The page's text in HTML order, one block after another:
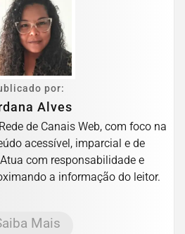
por:
Alves
de Canais Web, com foco na
acessível, imparcial e de
com responsabilidade e
a informação do leitor.
Mais